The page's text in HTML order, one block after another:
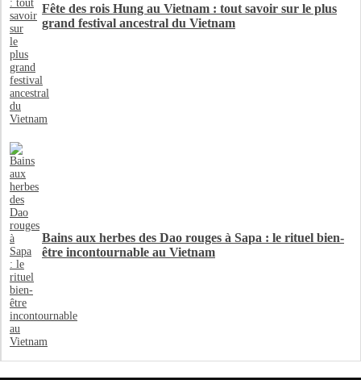
Fête des rois Hung au Vietnam : tout savoir sur le plus
grand festival ancestral du Vietnam
Bains aux herbes des Dao rouges à Sapa : le rituel bien-
être incontournable au Vietnam